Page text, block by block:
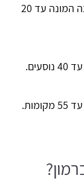
מתאים להסעת קבוצה המונה עד 20